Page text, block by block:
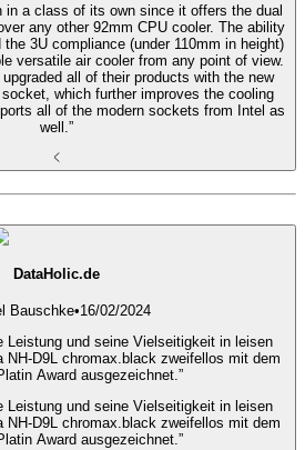
in a class of its own since it offers the dual
any other 92mm CPU cooler. The ability
3U compliance (under 110mm in height)
versatile air cooler from any point of view.
all of their products with the new
which further improves the cooling
all of the modern sockets from Intel as
well.”
DataHolic.de
Bauschke•16/02/2024
Leistung und seine Vielseitigkeit in leisen
NH-D9L chromax.black zweifellos mit dem
Award ausgezeichnet.”
Leistung und seine Vielseitigkeit in leisen
NH-D9L chromax.black zweifellos mit dem
Award ausgezeichnet.”